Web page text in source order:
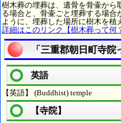
樹木葬の埋葬は、遺骨を骨壷から
る場合と、骨壷ごと埋葬する場合
ように、埋葬した場所に樹木を植
詳細はこのリンク【樹木葬って何
「三重郡朝日町寺
英語
【英語】 (Buddhist) temple
【寺院】